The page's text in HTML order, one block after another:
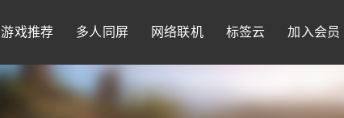
游戏推荐 多人同屏 网络联机 标签云 加入会员